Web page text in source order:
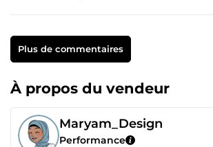
Plus de commentaires
À propos du vendeur
Maryam_Design
Performance